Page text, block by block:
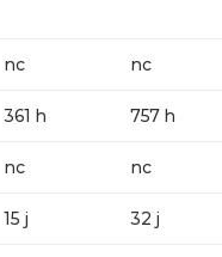
nc nc
361 h 757 h
nc nc
15 j 32 j